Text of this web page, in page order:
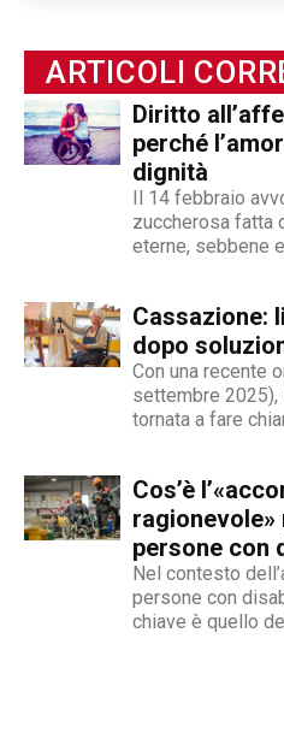
ottenendo
permettono di
videogiornalismo e
sua impronta stilistica
dei temi sociali: si fa
deboli della società,
curiosità.
contraddistingue
redattore del
ARTICOLI
Diritto
perché
dignità
Il 14 febbraio
zuccherosa fatta
eterne, sebbene
un’opzione
ma...
Cassazione:
dopo
Con una recente
settembre 2025),
tornata a fare
che, a causa di
non è più...
Cos’è
persone con
Nel contesto
persone con
chiave è quello